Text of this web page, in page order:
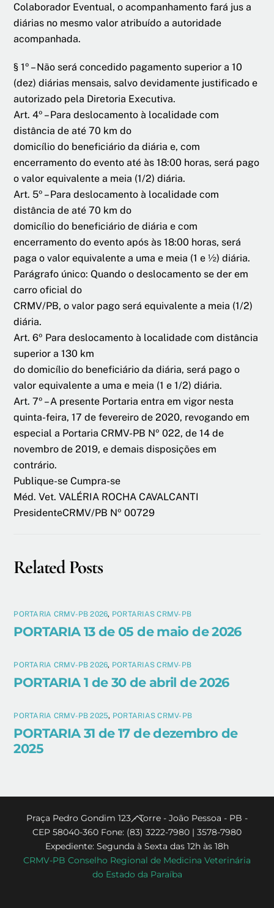
Colaborador Eventual, o acompanhamento fará jus a
diárias no mesmo valor atribuído a autoridade
acompanhada.
§ 1º – Não será concedido pagamento superior a 10
(dez) diárias mensais, salvo devidamente justificado e
autorizado pela Diretoria Executiva.
Art. 4º – Para deslocamento à localidade com
distância de até 70 km do
domicílio do beneficiário da diária e, com
encerramento do evento até às 18:00 horas, será pago
o valor equivalente a meia (1/2) diária.
Art. 5º – Para deslocamento à localidade com
distância de até 70 km do
domicílio do beneficiário de diária e com
encerramento do evento após às 18:00 horas, será
paga o valor equivalente a uma e meia (1 e ½) diária.
Parágrafo único: Quando o deslocamento se der em
carro oficial do
CRMV/PB, o valor pago será equivalente a meia (1/2)
diária.
Art. 6º Para deslocamento à localidade com distância
superior a 130 km
do domicílio do beneficiário da diária, será pago o
valor equivalente a uma e meia (1 e 1/2) diária.
Art. 7º – A presente Portaria entra em vigor nesta
quinta-feira, 17 de fevereiro de 2020, revogando em
especial a Portaria CRMV-PB Nº 022, de 14 de
novembro de 2019, e demais disposições em
contrário.
Publique-se Cumpra-se
Méd. Vet. VALÉRIA ROCHA CAVALCANTI
PresidenteCRMV/PB Nº 00729
Related Posts
PORTARIA CRMV-PB 2026, PORTARIAS CRMV-PB
PORTARIA 13 de 05 de maio de 2026
PORTARIA CRMV-PB 2026, PORTARIAS CRMV-PB
PORTARIA 1 de 30 de abril de 2026
PORTARIA CRMV-PB 2025, PORTARIAS CRMV-PB
PORTARIA 31 de 17 de dezembro de
2025
Back
To
Top
Praça Pedro Gondim 123 - Torre - João Pessoa - PB -
CEP 58040-360 Fone: (83) 3222-7980 | 3578-7980
Expediente: Segunda à Sexta das 12h às 18h
CRMV-PB Conselho Regional de Medicina Veterinária
do Estado da Paraíba